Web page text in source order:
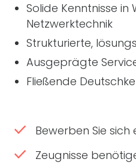
Solide Kenntnisse
Netzwerktechnik
Strukturierte,
Ausgeprägte
Fließende
Bewerben Sie
Zeugnisse